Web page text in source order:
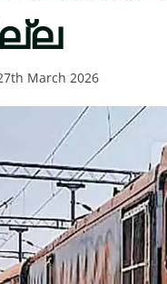
March 2026